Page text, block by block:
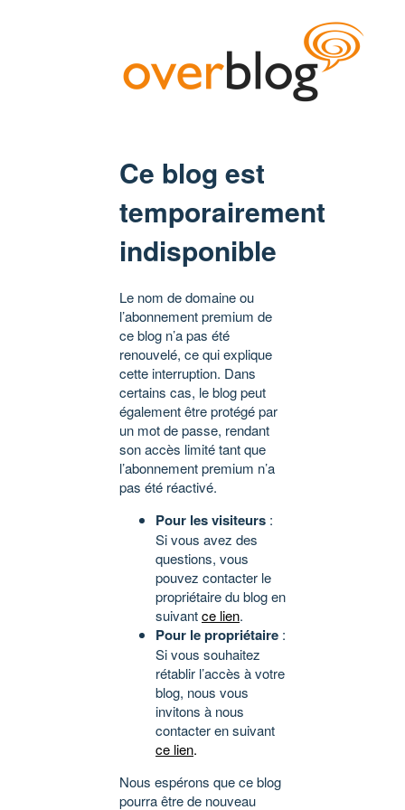
Ce blog est
temporairement
indisponible
Le nom de domaine ou
l’abonnement premium de
ce blog n’a pas été
renouvelé, ce qui explique
cette interruption. Dans
certains cas, le blog peut
également être protégé par
un mot de passe, rendant
son accès limité tant que
l’abonnement premium n’a
pas été réactivé.
Pour les visiteurs :
Si vous avez des
questions, vous
pouvez contacter le
propriétaire du blog en
suivantce lien.
Pour le propriétaire :
Si vous souhaitez
rétablir l’accès à votre
blog, nous vous
invitons à nous
contacter en suivant
ce lien.
Nous espérons que ce blog
pourra être de nouveau